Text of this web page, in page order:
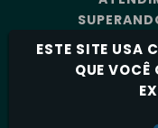
CONTA
ESTE SITE USA
QUE VOCÊ